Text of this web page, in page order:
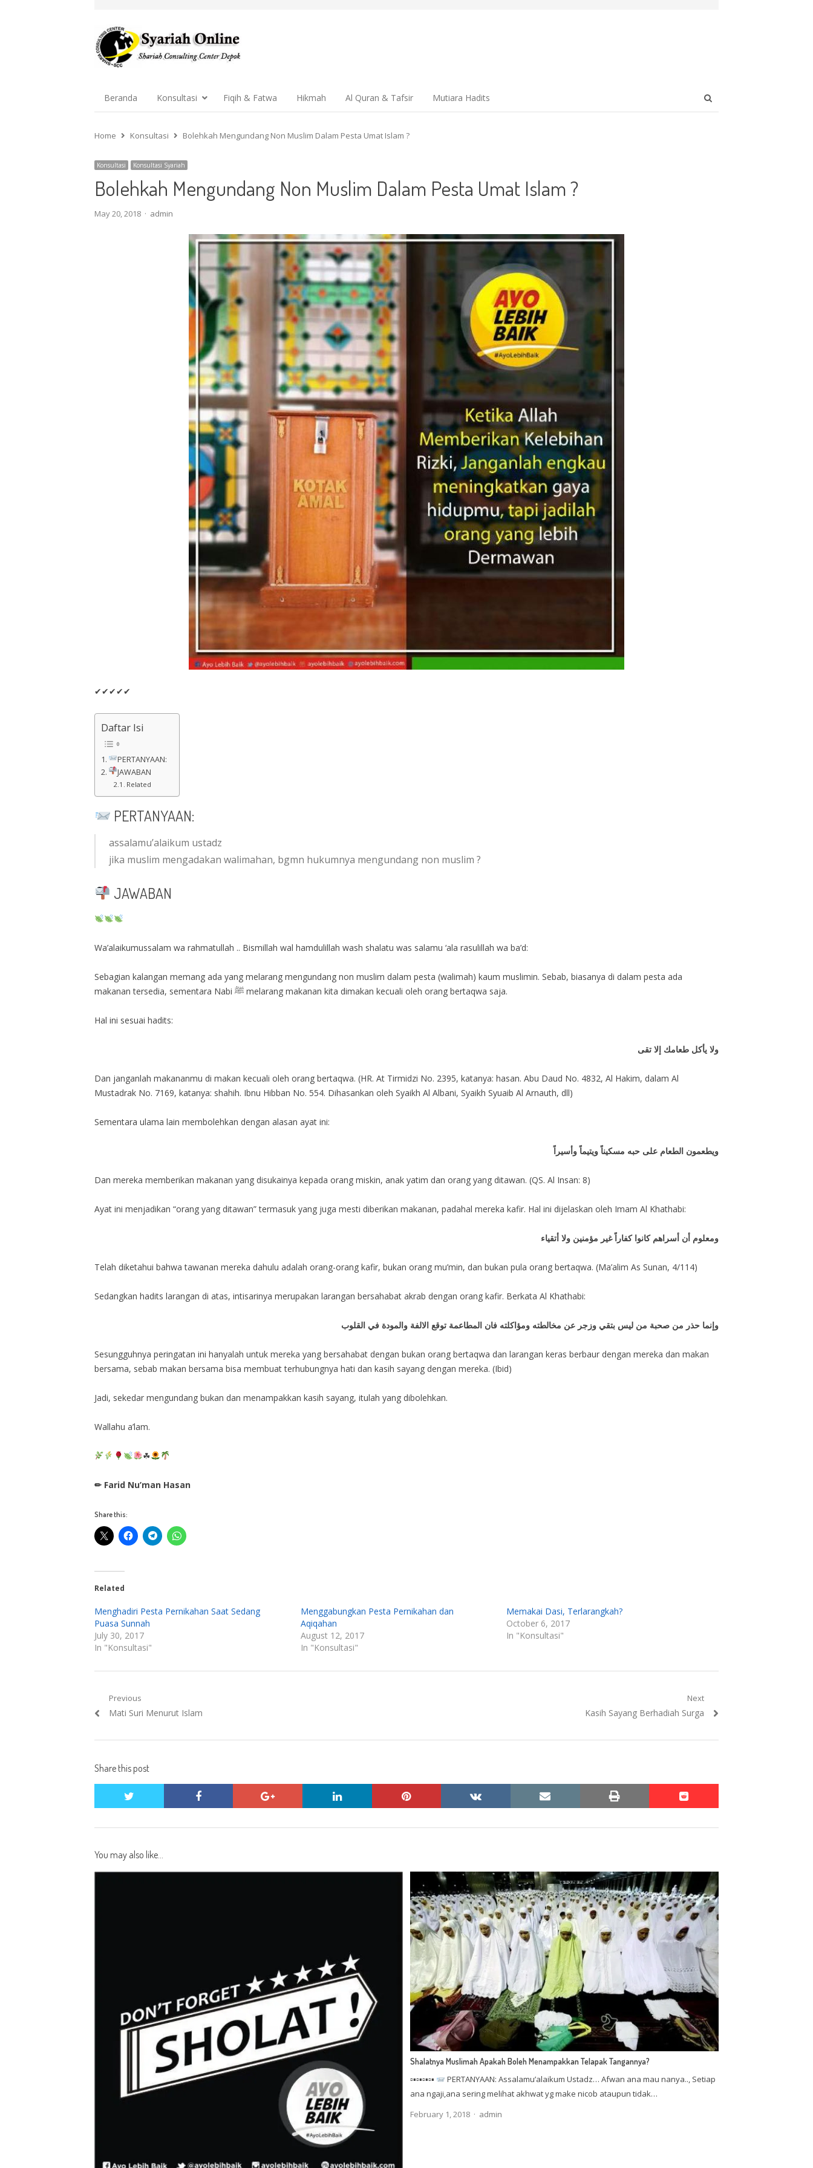
Beranda Konsultasi Fiqih & Fatwa Hikmah Al Quran & Tafsir Mutiara Hadits
Home
Konsultasi Bolehkah Mengundang Non Muslim Dalam Pesta Umat Islam ?
Konsultasi Konsultasi Syariah
Bolehkah Mengundang Non Muslim Dalam Pesta Umat Islam ?
May 20, 2018 Author
admin
✔✔✔✔✔
Daftar Isi
PERTANYAAN:
JAWABAN
Related
PERTANYAAN:
assalamu’alaikum ustadz
jika muslim mengadakan walimahan, bgmn hukumnya mengundang non muslim ?
JAWABAN
Wa’alaikumussalam wa rahmatullah .. Bismillah wal hamdulillah wash shalatu was salamu ‘ala rasulillah wa ba’d:
Sebagian kalangan memang ada yang melarang mengundang non muslim dalam pesta (walimah) kaum muslimin. Sebab, biasanya di dalam pesta ada
makanan tersedia, sementara Nabi ﷺ melarang makanan kita dimakan kecuali oleh orang bertaqwa saja.
Hal ini sesuai hadits:
ولا يأكل طعامك إلا تقى
Dan janganlah makananmu di makan kecuali oleh orang bertaqwa. (HR. At Tirmidzi No. 2395, katanya: hasan. Abu Daud No. 4832, Al Hakim, dalam Al
Mustadrak No. 7169, katanya: shahih. Ibnu Hibban No. 554. Dihasankan oleh Syaikh Al Albani, Syaikh Syuaib Al Arnauth, dll)
Sementara ulama lain membolehkan dengan alasan ayat ini:
ويطعمون الطعام على حبه مسكيناً ويتيماً وأسيراً
Dan mereka memberikan makanan yang disukainya kepada orang miskin, anak yatim dan orang yang ditawan. (QS. Al Insan: 8)
Ayat ini menjadikan “orang yang ditawan” termasuk yang juga mesti diberikan makanan, padahal mereka kafir. Hal ini dijelaskan oleh Imam Al Khathabi:
ومعلوم أن أسراهم كانوا كفاراً غير مؤمنين ولا أتقياء
Telah diketahui bahwa tawanan mereka dahulu adalah orang-orang kafir, bukan orang mu’min, dan bukan pula orang bertaqwa. (Ma’alim As Sunan, 4/114)
Sedangkan hadits larangan di atas, intisarinya merupakan larangan bersahabat akrab dengan orang kafir. Berkata Al Khathabi:
وإنما حذر من صحبة من ليس بتقي وزجر عن مخالطته ومؤاكلته فان المطاعمة توقع الالفة والمودة في القلوب
Sesungguhnya peringatan ini hanyalah untuk mereka yang bersahabat dengan bukan orang bertaqwa dan larangan keras berbaur dengan mereka dan makan
bersama, sebab makan bersama bisa membuat terhubungnya hati dan kasih sayang dengan mereka. (Ibid)
Jadi, sekedar mengundang bukan dan menampakkan kasih sayang, itulah yang dibolehkan.
Wallahu a’lam.
☘
✏ Farid Nu’man Hasan
Share this:
Related
Menghadiri Pesta Pernikahan Saat Sedang
Puasa Sunnah
July 30, 2017
In "Konsultasi"
Menggabungkan Pesta Pernikahan dan
Aqiqahan
August 12, 2017
In "Konsultasi"
Memakai Dasi, Terlarangkah?
October 6, 2017
In "Konsultasi"
Post
navigation
Previous
Previous
Mati Suri Menurut Islam
Next
Next
Kasih Sayang Berhadiah Surga
Share this post
twitter facebook google+ linkedin pinterest vkontakte email print reddit
reddit
You may also like...
Shalatnya Muslimah Apakah Boleh Menampakkan Telapak Tangannya?
▫▪▫▪▫▪▫▪
PERTANYAAN: Assalamu’alaikum Ustadz… Afwan ana mau nanya.., Setiap
ana ngaji,ana sering melihat akhwat yg make nicob ataupun tidak…
February 1, 2018
Author
admin